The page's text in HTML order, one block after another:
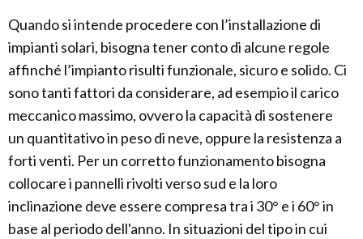
Quando si intende procedere con l’installazione di
impianti solari, bisogna tener conto di alcune regole
affinché l’impianto risulti funzionale, sicuro e solido. Ci
sono tanti fattori da considerare, ad esempio il carico
meccanico massimo, ovvero la capacità di sostenere
un quantitativo in peso di neve, oppure la resistenza a
forti venti. Per un corretto funzionamento bisogna
collocare i pannelli rivolti verso sud e la loro
inclinazione deve essere compresa tra i 30° e i 60° in
base al periodo dell'anno. In situazioni del tipo in cui